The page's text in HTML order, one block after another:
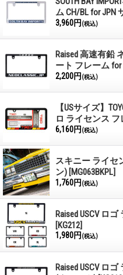
ム CH/BL for JPN
3,960円 (税込)
Raised 高速有鉛
ート フレーム for
2,200円 (税込)
【USサイズ】
ロ ライセンス フ
6,160円 (税込)
スキニー ライセ
ン) [MG063BKPL]
1,760円 (税込)
Raised USCV ロ
[KG212]
1,980円 (税込)
Raised USCV ロ